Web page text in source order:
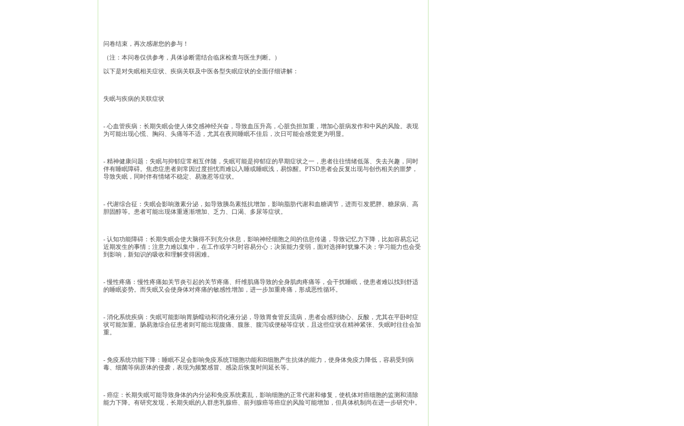
问卷结束，再次感谢您的参与！
（注：本问卷仅供参考，具体诊断需结合临床检查与医生判断。）
以下是对失眠相关症状、疾病关联及中医各型失眠症状的全面仔细讲解：
失眠与疾病的关联症状
- 心血管疾病：长期失眠会使人体交感神经兴奋，导致血压升高，心脏负担加重，增加心脏病发作和中风的风险。表现
为可能出现心慌、胸闷、头痛等不适，尤其在夜间睡眠不佳后，次日可能会感觉更为明显。
- 精神健康问题：失眠与抑郁症常相互伴随，失眠可能是抑郁症的早期症状之一，患者往往情绪低落、失去兴趣，同时
伴有睡眠障碍。焦虑症患者则常因过度担忧而难以入睡或睡眠浅，易惊醒。PTSD患者会反复出现与创伤相关的噩梦，
导致失眠，同时伴有情绪不稳定、易激惹等症状。
- 代谢综合征：失眠会影响激素分泌，如导致胰岛素抵抗增加，影响脂肪代谢和血糖调节，进而引发肥胖、糖尿病、高
胆固醇等。患者可能出现体重逐渐增加、乏力、口渴、多尿等症状。
- 认知功能障碍：长期失眠会使大脑得不到充分休息，影响神经细胞之间的信息传递，导致记忆力下降，比如容易忘记
近期发生的事情；注意力难以集中，在工作或学习时容易分心；决策能力变弱，面对选择时犹豫不决；学习能力也会受
到影响，新知识的吸收和理解变得困难。
- 慢性疼痛：慢性疼痛如关节炎引起的关节疼痛、纤维肌痛导致的全身肌肉疼痛等，会干扰睡眠，使患者难以找到舒适
的睡眠姿势。而失眠又会使身体对疼痛的敏感性增加，进一步加重疼痛，形成恶性循环。
- 消化系统疾病：失眠可能影响胃肠蠕动和消化液分泌，导致胃食管反流病，患者会感到烧心、反酸，尤其在平卧时症
状可能加重。肠易激综合征患者则可能出现腹痛、腹胀、腹泻或便秘等症状，且这些症状在精神紧张、失眠时往往会加
重。
- 免疫系统功能下降：睡眠不足会影响免疫系统T细胞功能和B细胞产生抗体的能力，使身体免疫力降低，容易受到病
毒、细菌等病原体的侵袭，表现为频繁感冒、感染后恢复时间延长等。
- 癌症：长期失眠可能导致身体的内分泌和免疫系统紊乱，影响细胞的正常代谢和修复，使机体对癌细胞的监测和清除
能力下降。有研究发现，长期失眠的人群患乳腺癌、前列腺癌等癌症的风险可能增加，但具体机制尚在进一步研究中。